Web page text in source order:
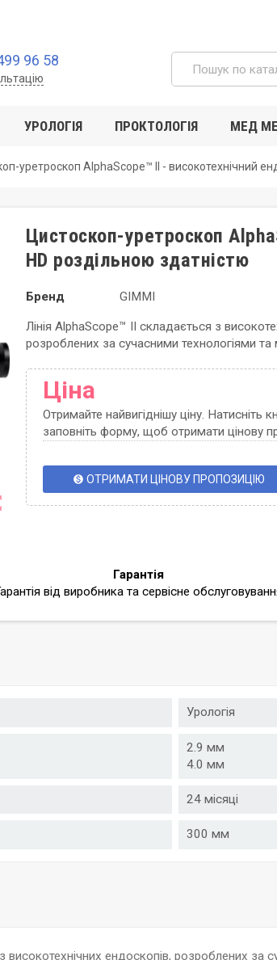
96 58
УРОЛОГІЯ ПРОКТОЛОГІЯ МЕД
уретроскоп AlphaScope™ II - високотехнічний
Цистоскоп-уретроскоп
HD роздільною здатністю
Бренд GIMMI
Лінія AlphaScope™ II складається з
розроблених за сучасними технологіями
Ціна
Отримайте найвигіднішу ціну. Натисніть
заповніть форму, щоб отримати цінову
monetization_on ОТРИМАТИ ЦІНОВУ ПРОПОЗИЦІЮ
Гарантія
від виробника та сервісне
Урологія
2.9 мм
4.0 мм
24 місяці
300 мм
ендоскопів, розроблених